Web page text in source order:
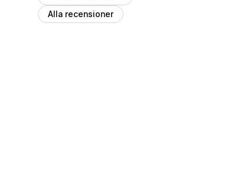
Alla recensioner